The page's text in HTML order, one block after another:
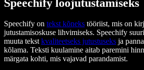
Speechify loojutustamiseks
Speechify on tekst kõneks tööriist, mis on
jutustamisoskuse lihvimiseks. Speechify
muuta tekst kvaliteetseks jutustuseks ja
kõlama. Teksti kuulamine aitab paremini
märgata kohti, mis vajavad parandamist.